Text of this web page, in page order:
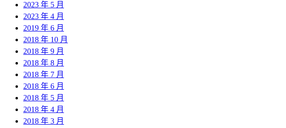
2023 年 5 月
2023 年 4 月
2019 年 6 月
2018 年 10 月
2018 年 9 月
2018 年 8 月
2018 年 7 月
2018 年 6 月
2018 年 5 月
2018 年 4 月
2018 年 3 月